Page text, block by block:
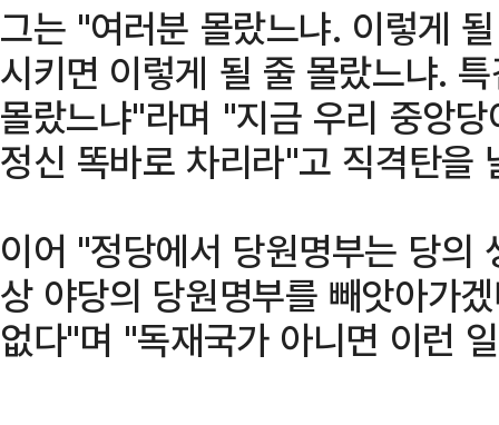
그는 "여러분 몰랐느냐. 이렇게
시키면 이렇게 될 줄 몰랐느냐.
몰랐느냐"라며 "지금 우리 중앙
정신 똑바로 차리라"고 직격탄을
이어 "정당에서 당원명부는 당의
상 야당의 당원명부를 빼앗아가
없다"며 "독재국가 아니면 이런